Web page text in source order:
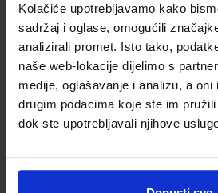
Kolačiće upotrebljavamo kako
sadržaj i oglase, omogućili
analizirali promet. Isto tako,
naše web-lokacije dijelimo s
medije, oglašavanje i analizu, a oni
drugim podacima koje ste im
dok ste upotrebljavali njihove
Nastavni predmet
Reg br min